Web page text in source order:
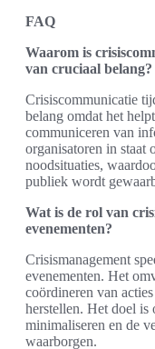
FAQ
Waarom is
van cruciaal belang?
Crisiscommunicatie
belang omdat het
communiceren van
organisatoren in staat
noodsituaties,
publiek wordt
Wat is de rol van
evenementen?
Crisismanagement
evenementen. Het
coördineren van
herstellen. Het doel is
minimaliseren en de
waarborgen.